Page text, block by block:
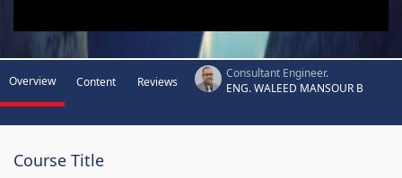
Overview Content Reviews
Consultant Engineer.
ENG. WALEED MANSOUR B
Course Title